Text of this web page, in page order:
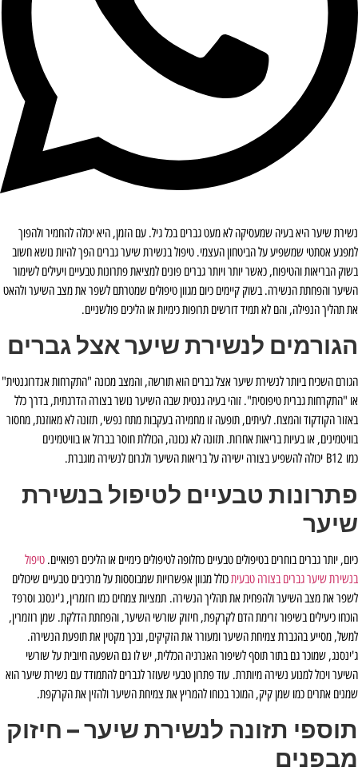
נשירת שיער היא בעיה שמעסיקה לא מעט גברים בכל גיל. עם הזמן, היא יכולה להחמיר ולהפוך
למפגע אסתטי שמשפיע על הביטחון העצמי. טיפול בנשירת שיער גברים הפך להיות נושא חשוב
בשוק הבריאות והטיפוח, כאשר יותר ויותר גברים פונים למציאת פתרונות טבעיים ויעילים לשימור
השיער והפחתת הנשירה. בשוק קיימים כיום מגוון טיפולים שמטרתם לשפר את מצב השיער ולהאט
את תהליך הנפילה, והם לא תמיד דורשים תרופות כימיות או הליכים פולשניים.
הגורמים לנשירת שיער אצל גברים
הגורם השכיח ביותר לנשירת שיער אצל גברים הוא תורשה, והמצב מכונה "התקרחות אנדרוגנטית"
או "התקרחות גברית טיפוסית". זוהי בעיה גנטית שבה השיער נושר בצורה הדרגתית, בדרך כלל
באזור הקודקוד והמצח. לעיתים, תופעה זו מחמירה בעקבות מתח נפשי, תזונה לא מאוזנת, מחסור
בוויטמינים, או בעיות בריאות אחרות. תזונה לא נכונה, הכוללת חוסר בברזל או בוויטמינים
כמו B12 יכולה להשפיע בצורה ישירה על בריאות השיער ולגרום לנשירה מוגברת.
פתרונות טבעיים לטיפול בנשירת
שיער
כיום, יותר גברים בוחרים בטיפולים טבעיים כחלופה לטיפולים כימיים או הליכים רפואיים. טיפול
בנשירת שיער גברים בצורה טבעיתכולל מגוון אפשרויות שמבוססות על מרכיבים טבעיים שיכולים
לשפר את מצב השיער ולהפחית את תהליך הנשירה. תמציות צמחים כמו רוזמרין, ג'ינסנג וסרפד
הוכחו כיעילים בשיפור זרימת הדם לקרקפת, חיזוק שורשי השיער, והפחתת הדלקת. שמן רוזמרין,
למשל, מסייע בהגברת צמיחת השיער ומעורר את הזקיקים, ובכך מקטין את תופעת הנשירה.
ג'ינסנג, שמוכר גם בתור תוסף לשיפור האנרגיה הכללית, יש לו גם השפעה חיובית על שורשי
השיער ויכול למנוע נשירה מיותרת. עוד פתרון טבעי שעוזר לגברים להתמודד עם נשירת שיער הוא
שמנים אתרים כמו שמן קיק, המוכר בכוחו להמריץ את צמיחת השיער ולהזין את הקרקפת.
תוספי תזונה לנשירת שיער – חיזוק
מבפנים